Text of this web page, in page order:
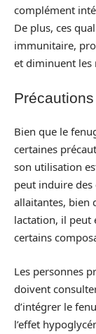
complément
De plus, ces
immunitaire,
et diminuent les
Bien que le
certaines
son utilisation
peut induire
allaitantes, bien
lactation, il peut
certains
Les personnes
doivent
d’intégrer le
l’effet